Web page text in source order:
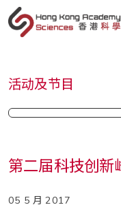
活动及节目
第二届科技创新
05 5 月 2017